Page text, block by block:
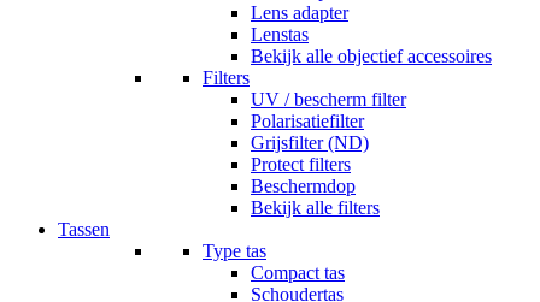
Lens adapter
Lenstas
Bekijk alle objectief accessoires
Filters
UV / bescherm filter
Polarisatiefilter
Grijsfilter (ND)
Protect filters
Beschermdop
Bekijk alle filters
Tassen
Type tas
Compact tas
Schoudertas